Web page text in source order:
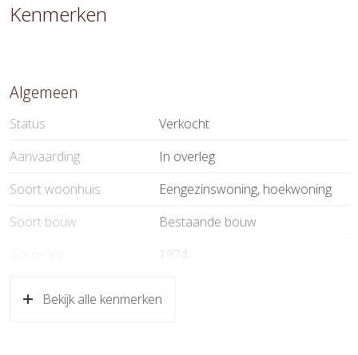
Kenmerken
Algemeen
Status
Verkocht
Aanvaarding
In overleg
Soort woonhuis
Eengezinswoning, hoekwoning
Soort bouw
Bestaande bouw
1974
Bekijk alle kenmerken